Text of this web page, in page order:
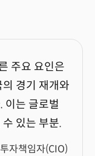
주요 요인은
경기 재개와
이는 글로벌
있는 부분.
자책임자(CIO)